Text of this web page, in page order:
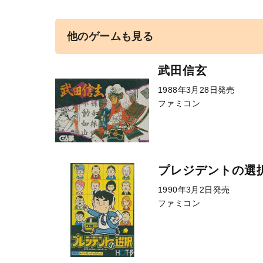
他のゲームも見る
武田信玄
1988年3月28日発売
ファミコン
プレジデントの選
1990年3月2日発売
ファミコン